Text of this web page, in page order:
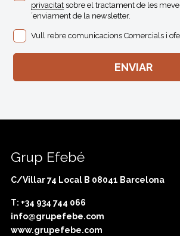
privacitat sobre el tractament de les
´enviament de la newsletter.
Vull rebre comunicacions Comercials i
Grup Efebé
C/Villar 74 Local B 08041 Barcelona
T: +34 934 744 066
info@grupefebe.com
www.grupefebe.com